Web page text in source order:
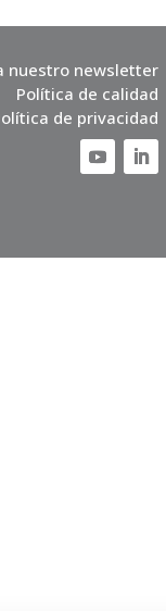
nuestro newsletter
Política de calidad
de privacidad